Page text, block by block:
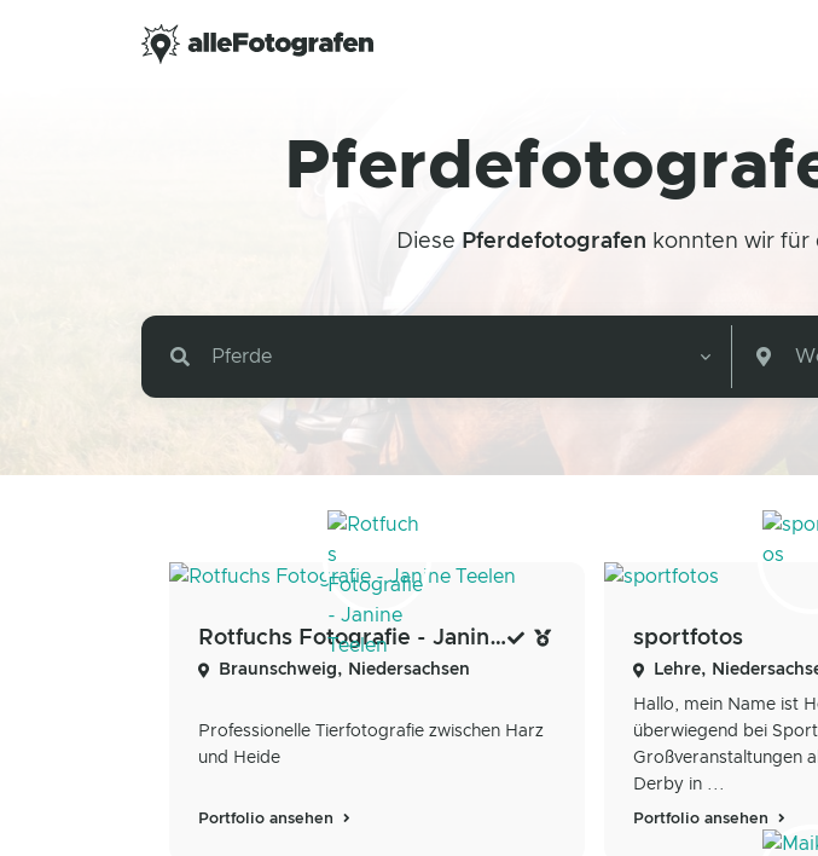
Diese Pferdefotografen konnten wir für
Pferde
Rotfuchs Fotografie - Janine Teelen
Braunschweig, Niedersachsen
Professionelle Tierfotografie zwischen Harz
und Heide
Portfolio ansehen
sportfotos
Lehre,
Hallo, mein Name ist
überwiegend bei
Großveranstaltungen
Derby in ...
Portfolio ansehen